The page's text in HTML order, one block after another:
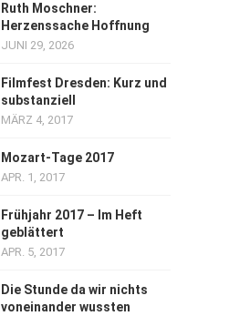
Ruth Moschner:
Herzenssache Hoffnung
JUNI 29, 2026
Filmfest Dresden: Kurz und
substanziell
MÄRZ 4, 2017
Mozart-Tage 2017
APR. 1, 2017
Frühjahr 2017 – Im Heft
geblättert
APR. 5, 2017
Die Stunde da wir nichts
voneinander wussten